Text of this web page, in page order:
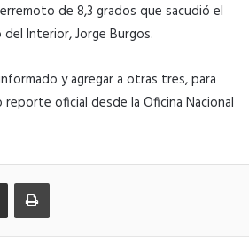
de 8,3 grados que sacudió el
Interior, Jorge Burgos.
y agregar a otras tres, para
oficial desde la Oficina Nacional
Compartir por correo electrónicoImprimir